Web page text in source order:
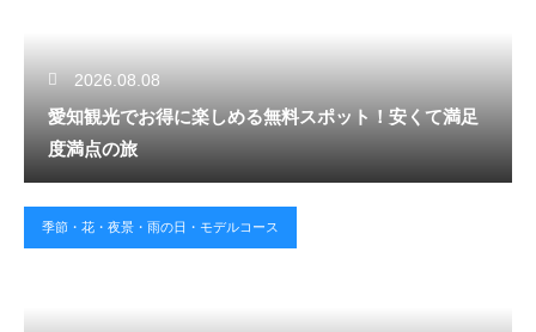
2026.08.08
愛知観光でお得に楽しめる無料スポット！安くて満足
度満点の旅
季節・花・夜景・雨の日・モデルコース